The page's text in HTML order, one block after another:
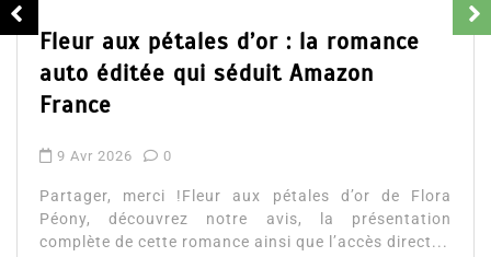
Partager, merci !Collector Dear You (Intégrale)
d’Emily Blaine. Voici le résumé du roman, les avis
ainsi que l’accès direct au livre. Partager,...